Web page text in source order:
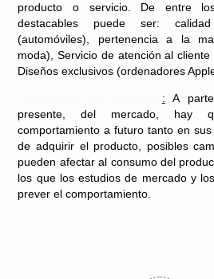
producto o servicio. De entre
destacables puede ser:
(automóviles), pertenencia a la
moda), Servicio de atención al cliente
Diseños exclusivos (ordenadores
: A
presente, del mercado, hay
comportamiento a futuro tanto en
de adquirir el producto, posibles
pueden afectar al consumo del
los que los estudios de mercado y
prever el comportamiento.